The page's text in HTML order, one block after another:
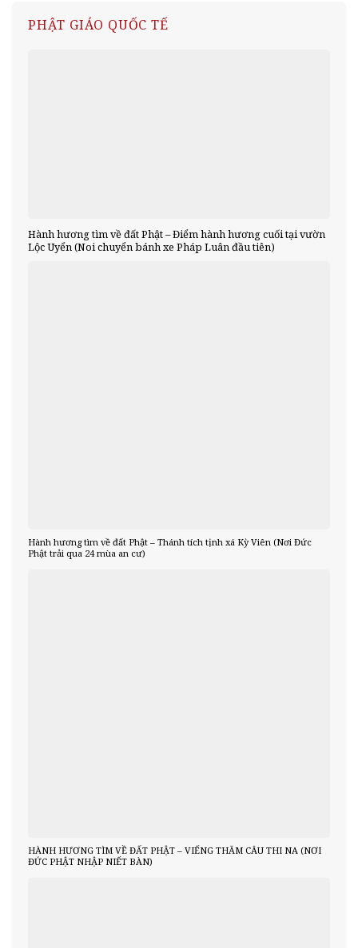
PHẬT GIÁO QUỐC TẾ
Hành hương tìm về đất Phật – Điểm hành hương cuối tại vườn
Lộc Uyển (Noi chuyển bánh xe Pháp Luân đầu tiên)
Hành hương tìm về đất Phật – Thánh tích tịnh xá Kỳ Viên (Nơi Đức
Phật trải qua 24 mùa an cư)
HÀNH HƯƠNG TÌM VỀ ĐẤT PHẬT – VIẾNG THĂM CÂU THI NA (NƠI
ĐỨC PHẬT NHẬP NIẾT BÀN)